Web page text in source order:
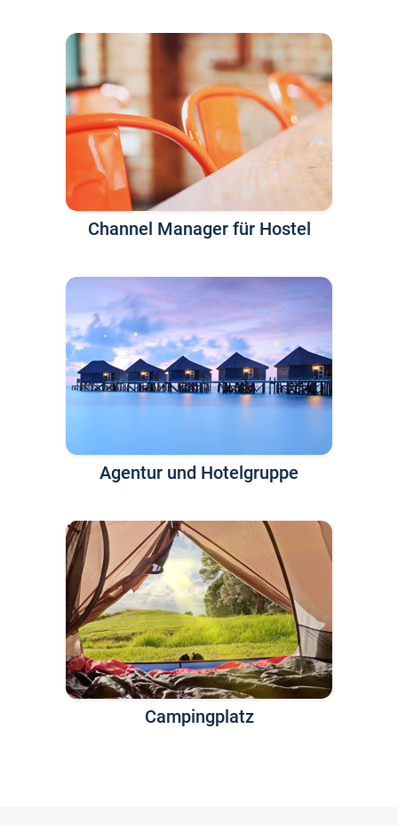
Channel Manager für Hostel
Agentur und Hotelgruppe
Campingplatz